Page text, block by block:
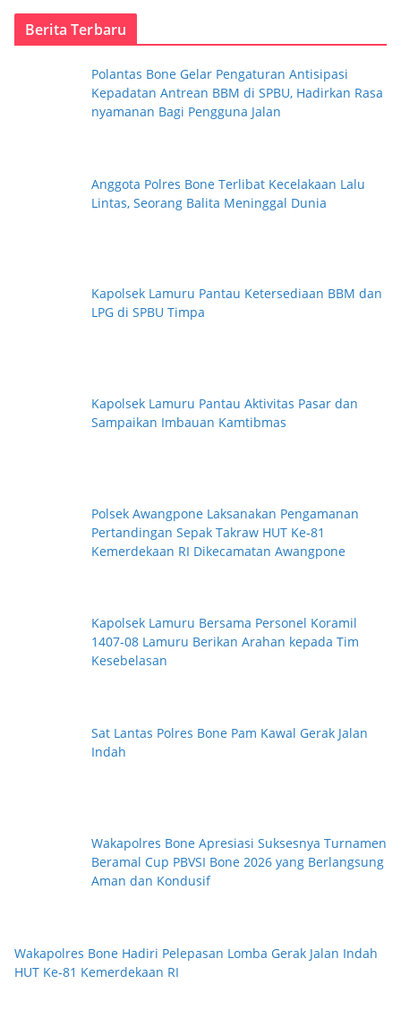
t
Berita Terbaru
Polantas Bone Gelar Pengaturan Antisipasi
Kepadatan Antrean BBM di SPBU, Hadirkan Rasa
nyamanan Bagi Pengguna Jalan
Anggota Polres Bone Terlibat Kecelakaan Lalu
Lintas, Seorang Balita Meninggal Dunia
Kapolsek Lamuru Pantau Ketersediaan BBM dan
LPG di SPBU Timpa
Kapolsek Lamuru Pantau Aktivitas Pasar dan
Sampaikan Imbauan Kamtibmas
Polsek Awangpone Laksanakan Pengamanan
Pertandingan Sepak Takraw HUT Ke-81
Kemerdekaan RI Dikecamatan Awangpone
Kapolsek Lamuru Bersama Personel Koramil
1407-08 Lamuru Berikan Arahan kepada Tim
Kesebelasan
Sat Lantas Polres Bone Pam Kawal Gerak Jalan
Indah
Wakapolres Bone Apresiasi Suksesnya Turnamen
Beramal Cup PBVSI Bone 2026 yang Berlangsung
Aman dan Kondusif
Wakapolres Bone Hadiri Pelepasan Lomba Gerak Jalan Indah
HUT Ke-81 Kemerdekaan RI